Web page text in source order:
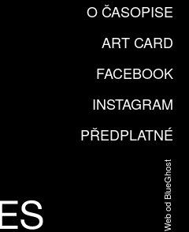
O ČASOPISE
ART CARD
FACEBOOK
INSTAGRAM
PŘEDPLATNÉ
Web od BlueGhost